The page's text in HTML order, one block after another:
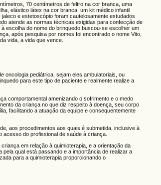
70 centímetros de feltro na cor branca, uma
elástico látex na cor branca, um kit médico infantil
e estetoscópio foram cautelosamente estudados
atende as normas técnicas exigidas para confecção de
escolha do nome do brinquedo buscou-se escolher um
após pesquisa por nomes foi encontrado o nome Vito,
vida, a vida que vence.
oncologia pediátrica, sejam eles ambulatoriais, ou
para este tipo de paciente e realmente realize a
comportamental amenizando o sofrimento e o medo
da criança no que diz respeito à doença, seu corpo
facilitando a atuação da equipe e consequentemente
aos procedimentos aos quais é submetida, inclusive à
do profissional de saúde à criança.
em relação à quimioterapia, e a orientação da
qual está passando e a importância de realizar a
para a quimioterapia proporcionando o